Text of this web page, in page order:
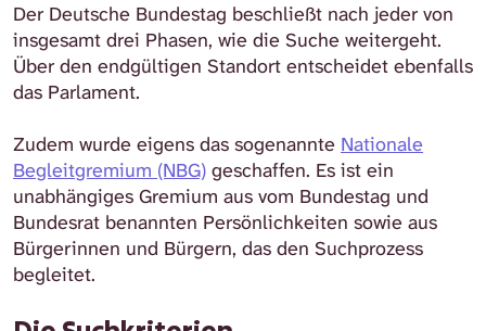
Der Deutsche Bundestag beschließt nach jeder von
insgesamt drei Phasen, wie die Suche weitergeht.
Über den endgültigen Standort entscheidet ebenfalls
das Parlament.
Zudem wurde eigens das sogenannte Nationale
Begleitgremium (NBG) geschaffen. Es ist ein
unabhängiges Gremium aus vom Bundestag und
Bundesrat benannten Persönlichkeiten sowie aus
Bürgerinnen und Bürgern, das den Suchprozess
begleitet.